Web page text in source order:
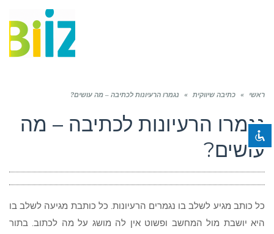
title סמן כותרות
settings צבע רקע
zoom_in זום (הגדלה)
הגדלת גופן
spellcheck גופן קריא
ראשי » כתיבה שיווקית » נגמרו הרעיונות לכתיבה – מה עושים?
נגמרו הרעיונות לכתיבה – מה
עושים?
כל כותב מגיע לשלב בו נגמרים הרעיונות. כל כותבת מגיעה לשלב בו
היא יושבת מול המחשב ופשוט אין לה מושג על מה לכתוב. בתור